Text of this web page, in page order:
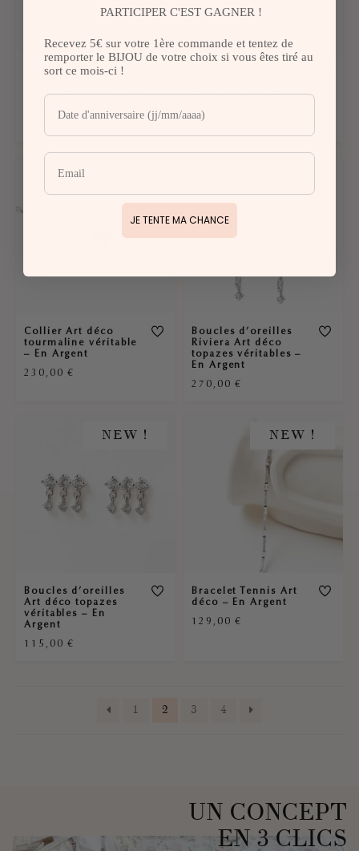
Boucles d’oreilles
perles véritables – En
véritable – En Argent
180,00
Collier Art déco
tourmaline véritable
– En Argent
230,00€
Boucles d’oreilles
Riviera Art déco
topazes véritables –
En Argent
270,00€
NEW !
Boucles d’oreilles
Art déco topazes
véritables – En
Argent
115,00€
NEW !
Bracelet Tennis Art
déco – En Argent
129,00€
1 2 3 4
UN CONCEPT
EN 3 CLICS
PARTICIPER C'EST GAGNER !
Recevez 5€ sur votre 1ère commande et tentez de
remporter le BIJOU de votre choix si vous êtes tiré au
sort ce mois-ci !
JE TENTE MA CHANCE